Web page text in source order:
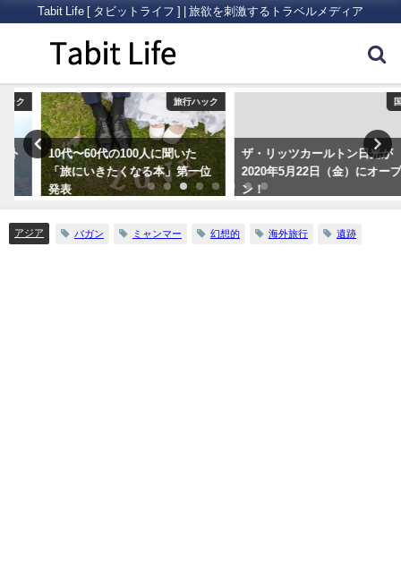
Tabit Life [ タビットライフ ] | 旅欲を刺激するトラベルメディア
旅行ハック
10代〜60代の100人に聞いた
「旅にいきたくなる本」第一位
発表
ザ・リッツカールトン日光が
2020年5月22日（金）にオープ
ン！
アジア バガン ミャンマー 幻想的 海外旅行 遺跡